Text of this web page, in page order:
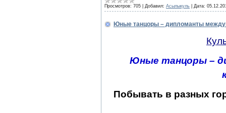
Просмотров: 705 Добавил: Асылыкуль Дата:
Юные танцоры – дипломанты
Юные танцоры –
Побывать в разных